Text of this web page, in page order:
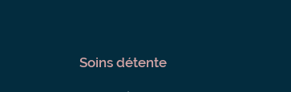
Soins détente